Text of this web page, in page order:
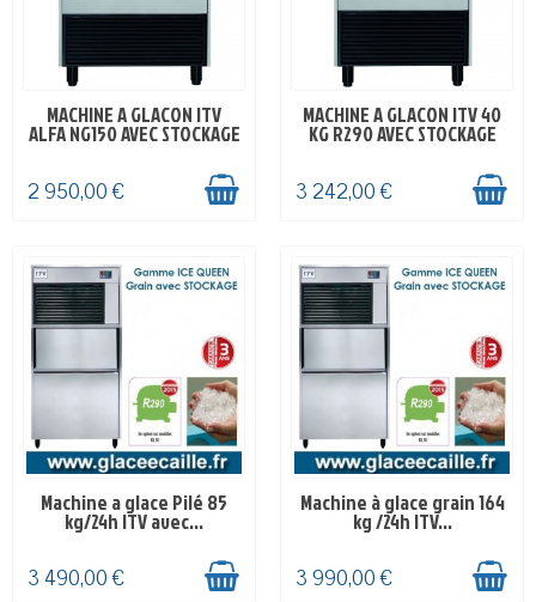
EN STOCK
MACHINE A GLACON ITV
ALFA NG150 AVEC STOCKAGE
2 950,00 €
EN STOCK
MACHINE A GLACON ITV 40
KG R290 AVEC STOCKAGE
3 242,00 €
EN STOCK
Machine a glace Pilé 85
kg/24h ITV avec...
3 490,00 €
DELAI-4-5 SEMAINES
Machine à glace grain 164
kg /24h ITV...
3 990,00 €